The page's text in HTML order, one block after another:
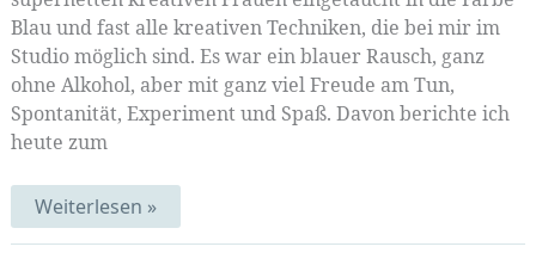
Blau und fast alle kreativen Techniken, die bei mir im
Studio möglich sind. Es war ein blauer Rausch, ganz
ohne Alkohol, aber mit ganz viel Freude am Tun,
Spontanität, Experiment und Spaß. Davon berichte ich
heute zum
Der
blaue
Sommer
Weiterlesen »